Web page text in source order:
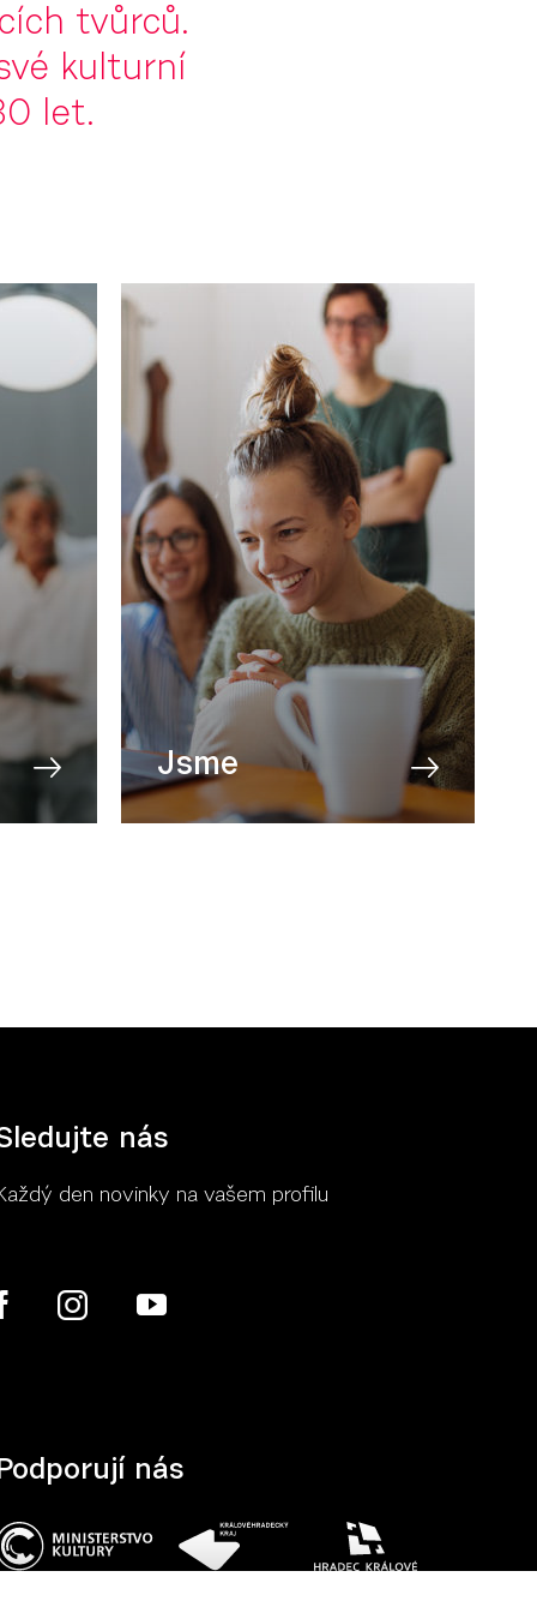
tvůrců.
kulturní
let.
Jsme
Více
nás
den novinky na vašem profilu
nás